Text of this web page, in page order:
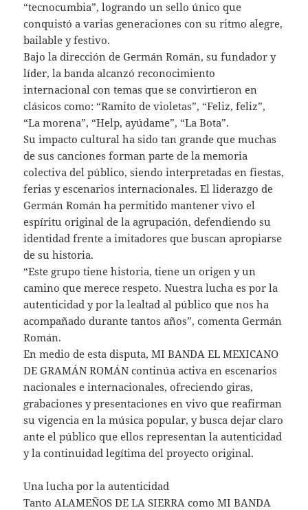
“tecnocumbia”, logrando un sello único que
conquistó a varias generaciones con su ritmo alegre,
bailable y festivo.
Bajo la dirección de Germán Román, su fundador y
líder, la banda alcanzó reconocimiento
internacional con temas que se convirtieron en
clásicos como: “Ramito de violetas”, “Feliz, feliz”,
“La morena”, “Help, ayúdame”, “La Bota”.
Su impacto cultural ha sido tan grande que muchas
de sus canciones forman parte de la memoria
colectiva del público, siendo interpretadas en fiestas,
ferias y escenarios internacionales. El liderazgo de
Germán Román ha permitido mantener vivo el
espíritu original de la agrupación, defendiendo su
identidad frente a imitadores que buscan apropiarse
de su historia.
“Este grupo tiene historia, tiene un origen y un
camino que merece respeto. Nuestra lucha es por la
autenticidad y por la lealtad al público que nos ha
acompañado durante tantos años”, comenta Germán
Román.
En medio de esta disputa, MI BANDA EL MEXICANO
DE GRAMÁN ROMÁN continúa activa en escenarios
nacionales e internacionales, ofreciendo giras,
grabaciones y presentaciones en vivo que reafirman
su vigencia en la música popular, y busca dejar claro
ante el público que ellos representan la autenticidad
y la continuidad legítima del proyecto original.
Una lucha por la autenticidad
Tanto ALAMEÑOS DE LA SIERRA como MI BANDA